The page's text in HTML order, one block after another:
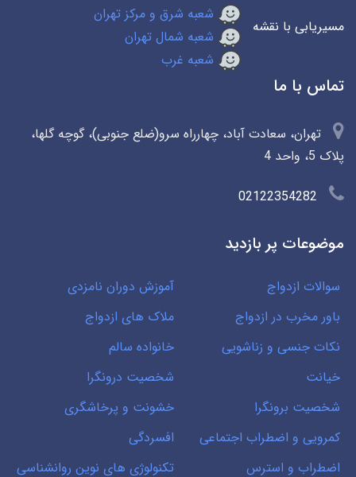
مسیریابی با نقشه
شعبه شرق و مرکز تهران
شعبه شمال تهران
شعبه غرب
تماس با ما
تهران، سعادت آباد، چهارراه سرو(ضلع جنوبی)، گوچه گلها،
پلاک 5، واحد 4
02122354282
موضوعات پر بازدید
سوالات ازدواج
آموزش دوران نامزدی
باور مخرب در ازدواج
ملاک های ازدواج
نکات جنسی و زناشویی
خانواده سالم
خیانت
شخصیت درونگرا
شخصیت برونگرا
خشونت و پرخاشگری
کمرویی و اضطراب اجتماعی
افسردگی
اضطراب و استرس
تکنولوژی های نوین روانشناسی